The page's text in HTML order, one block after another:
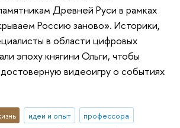
Древней Руси в рамках
Россию заново». Историки,
в области цифровых
эпоху княгини Ольги, чтобы
видеоигру о событиях
идеи и опыт
профессора